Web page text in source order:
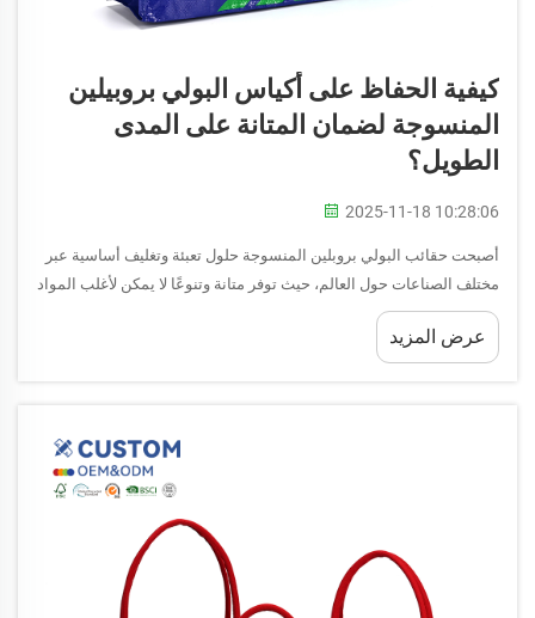
كيفية الحفاظ على أكياس البولي بروبيلين
المنسوجة لضمان المتانة على المدى
الطويل؟
2025-11-18 10:28:06
أصبحت حقائب البولي بروبلين المنسوجة حلول تعبئة وتغليف أساسية عبر
مختلف الصناعات حول العالم، حيث توفر متانة وتنوعًا لا يمكن لأغلب المواد
الأخرى مجاراته. وبينما يستكشف العديد من الشركات والمستهلكين بدائل
صديقة للبيئة مختلفة بما في ذلك ...
عرض المزيد